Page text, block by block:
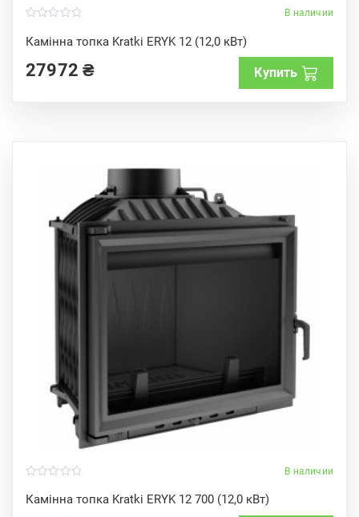
В наличии
Камінна топка Kratki ERYK 12 (12,0 кВт)
o
u
o
f
27972₴ Купить
В наличии
Камінна топка Kratki ERYK 12 700 (12,0 кВт)
o
u